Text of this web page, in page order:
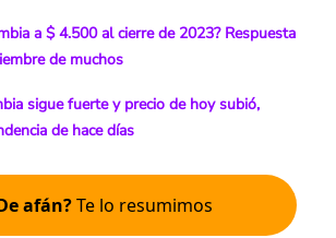
a $ 4.500 al cierre de 2023? Respuesta
de muchos
sigue fuerte y precio de hoy subió,
de hace días
afán?Te lo resumimos